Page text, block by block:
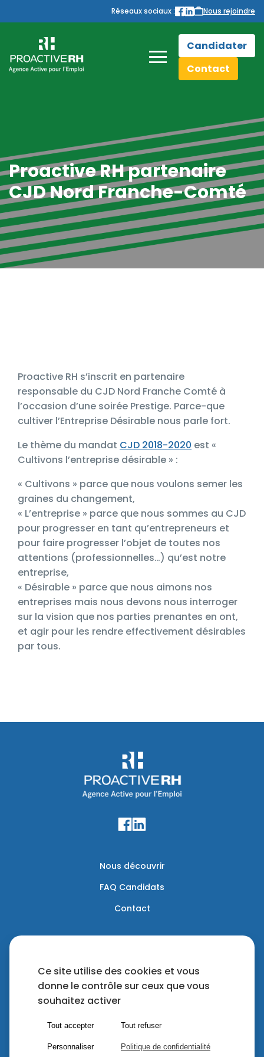
Réseaux sociaux : Nous rejoindre
Candidater
Contact
Proactive RH partenaire
CJD Nord Franche-Comté
Proactive RH s’inscrit en partenaire
responsable du CJD Nord Franche Comté à
l’occasion d’une soirée Prestige. Parce-que
cultiver l’Entreprise Désirable nous parle fort.
Le thème du mandat CJD 2018-2020 est «
Cultivons l’entreprise désirable » :
« Cultivons » parce que nous voulons semer les
graines du changement,
« L’entreprise » parce que nous sommes au CJD
pour progresser en tant qu’entrepreneurs et
pour faire progresser l’objet de toutes nos
attentions (professionnelles…) qu’est notre
entreprise,
« Désirable » parce que nous aimons nos
entreprises mais nous devons nous interroger
sur la vision que nos parties prenantes en ont,
et agir pour les rendre effectivement désirables
par tous.
Nous découvrir
FAQ Candidats
Contact
Politique de confidentialité
Cookies
Akyos
Ce site utilise des cookies et vous
donne le contrôle sur ceux que vous
souhaitez activer
Tout accepter Tout refuser
Personnaliser Politique de confidentialité